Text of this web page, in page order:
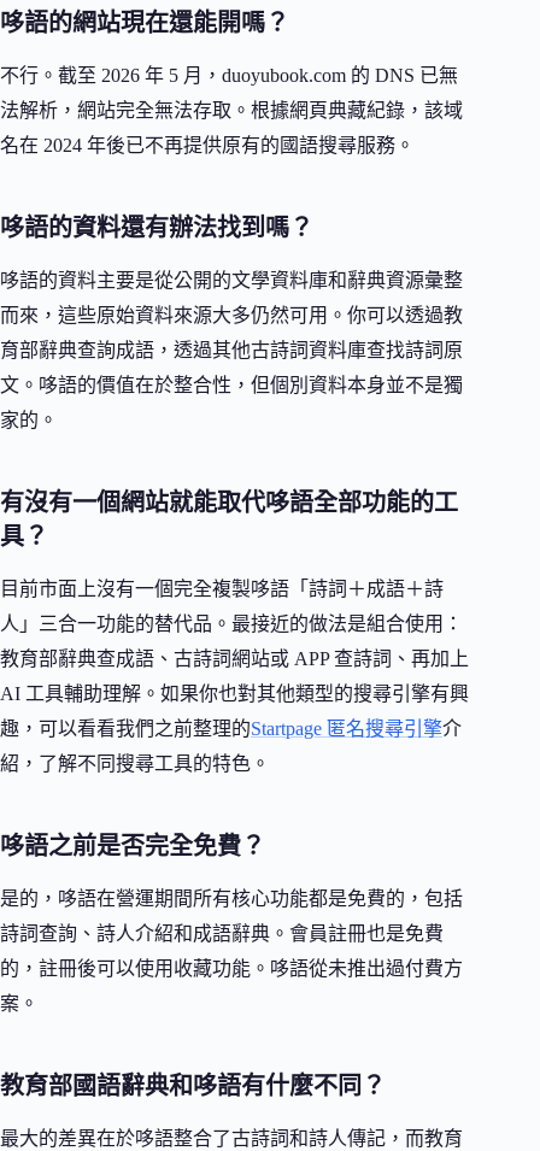
哆語的網站現在還能開嗎？
不行。截至 2026 年 5 月，duoyubook.com 的 DNS 已無
法解析，網站完全無法存取。根據網頁典藏紀錄，該域
名在 2024 年後已不再提供原有的國語搜尋服務。
哆語的資料還有辦法找到嗎？
哆語的資料主要是從公開的文學資料庫和辭典資源彙整
而來，這些原始資料來源大多仍然可用。你可以透過教
育部辭典查詢成語，透過其他古詩詞資料庫查找詩詞原
文。哆語的價值在於整合性，但個別資料本身並不是獨
家的。
有沒有一個網站就能取代哆語全部功能的工
具？
目前市面上沒有一個完全複製哆語「詩詞＋成語＋詩
人」三合一功能的替代品。最接近的做法是組合使用：
教育部辭典查成語、古詩詞網站或 APP 查詩詞、再加上
AI 工具輔助理解。如果你也對其他類型的搜尋引擎有興
趣，可以看看我們之前整理的Startpage 匿名搜尋引擎介
紹，了解不同搜尋工具的特色。
哆語之前是否完全免費？
是的，哆語在營運期間所有核心功能都是免費的，包括
詩詞查詢、詩人介紹和成語辭典。會員註冊也是免費
的，註冊後可以使用收藏功能。哆語從未推出過付費方
案。
教育部國語辭典和哆語有什麼不同？
最大的差異在於哆語整合了古詩詞和詩人傳記，而教育